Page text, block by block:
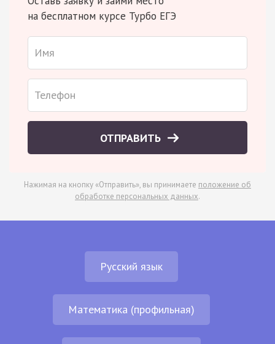
на бесплатном курсе Турбо ЕГЭ
ОТПРАВИТЬ
Нажимая на кнопку «Отправить», вы принимаете положение об
обработке персональных данных.
Русский язык
Математика (профильная)